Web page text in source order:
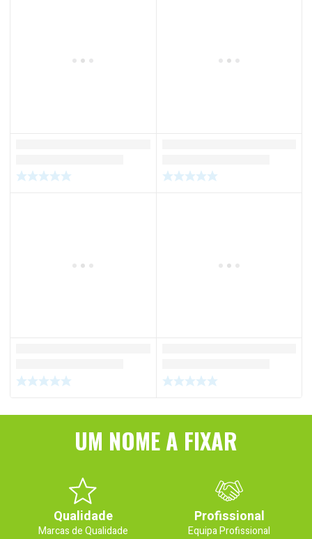
UM NOME A FIXAR
Qualidade
Marcas de Qualidade
Profissional
Equipa Profissional